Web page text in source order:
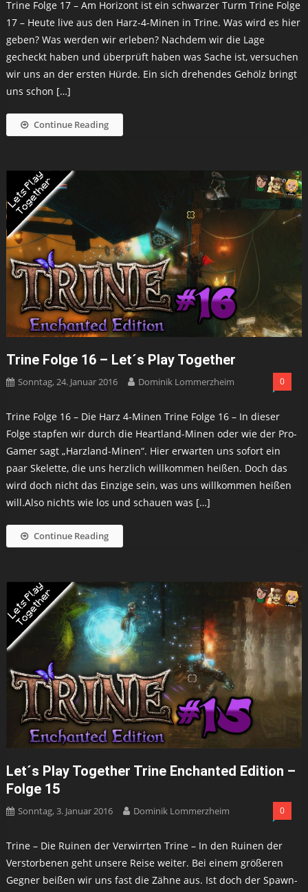
Trine Folge 17 – Am Horizont ist ein schwarzer Turm Trine Folge
17 – Heute live aus den Harz-4-Minen in Trine. Was wird es hier
geben? Was werden wir erleben? Nachdem wir die Lage
gecheckt haben und überprüft haben was Sache ist, versuchen
wir uns an der ersten Hürde. Ein sich drehendes Gehölz bringt
uns schon […]
Continue Reading
Trine Folge 16 – Let´s Play Together
Sonntag, 24. Januar 2016 Dominik Lommerzheim 0
Trine Folge 16 – Die Harz 4-Minen Trine Folge 16 – In dieser
Folge stapfen wir durch die Heartland-Minen oder wie der Pro-
Gamer sagt „Harzland-Minen“. Hier erwarten uns sofort ein
paar Skelette, die uns herzlich willkommen heißen. Doch das
wird doch nicht das Einzige sein, was uns willkommen heißen
will.Also nichts wie los und schauen was […]
Continue Reading
Let´s Play Together Trine Enchanted Edition –
Folge 15
Sonntag, 3. Januar 2016 Dominik Lommerzheim 0
Trine – Die Ruinen der Verwirrten Trine – In den Ruinen der
Verstorbenen geht unsere Reise weiter. Bei einem größeren
Gegner beißen wir uns fast die Zähne aus. Ist doch der Spawn-